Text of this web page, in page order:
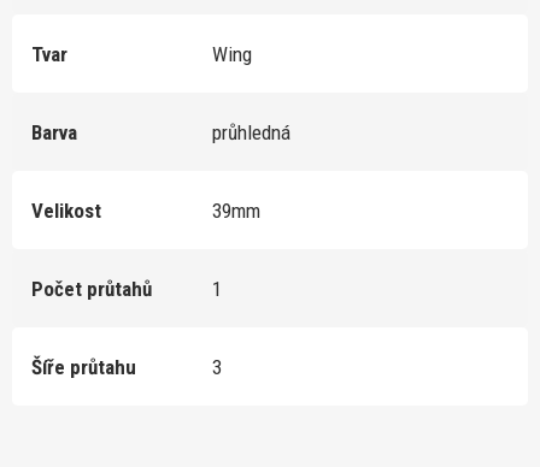
Tvar Wing
Barva průhledná
Velikost 39mm
Počet průtahů 1
Šíře průtahu 3